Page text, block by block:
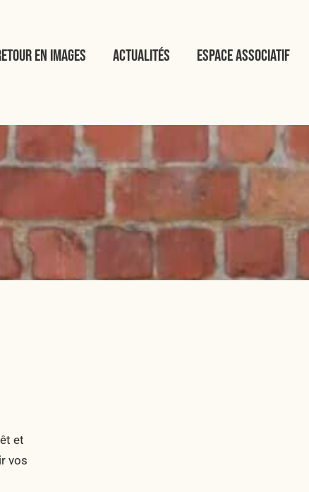
en images Actualités Espace associatif
et
vos